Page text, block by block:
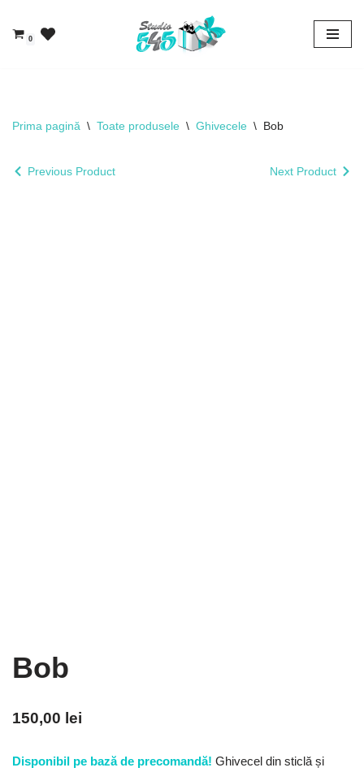
Sari
0
Prima pagină \ Toate produsele \ Ghivecele \ Bob
Previous Product Next Product
Bob
150,00 lei
Disponibil pe bază de precomandă! Ghivecel din sticlă și